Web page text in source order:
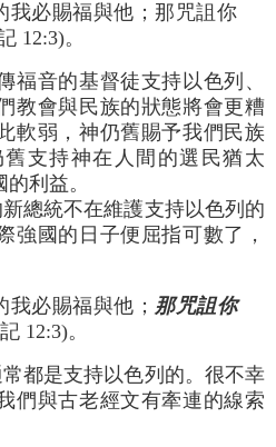
我必賜福與他；那咒詛你
12:3)。
福音的基督徒支持以色列、
教會與民族的狀態將會更糟
軟弱，神仍舊賜予我們民族
支持神在人間的選民猶太
利益。
總統不在維護支持以色列的
強國的日子便屈指可數了，
必賜福與他； 那咒詛你
12:3)。
都是支持以色列的。很不幸
們與古老經文有牽連的線索